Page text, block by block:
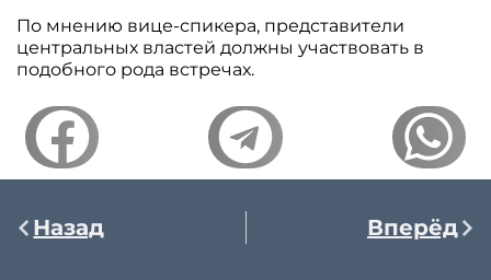
По мнению вице-спикера, представители
центральных властей должны участвовать в
подобного рода встречах.
Назад Вперёд